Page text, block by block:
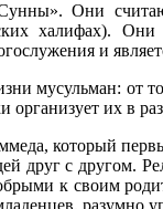
Они
халифах).
и
мусульман: от
организует их в
который
с другом.
к своим